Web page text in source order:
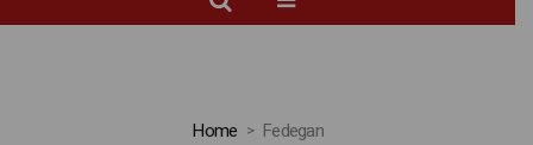
Home Fedegan